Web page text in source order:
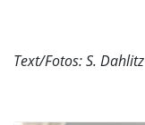
Text/Fotos: S. Dahlitz